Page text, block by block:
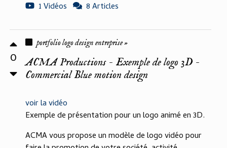
1 Vidéos
8 Articles
0
portfolio logo design entreprise »
ACMA Productions - Exemple de logo 3D -
Commercial Blue motion design
voir la vidéo
Exemple de présentation pour un logo animé en 3D.
ACMA vous propose un modèle de logo vidéo pour